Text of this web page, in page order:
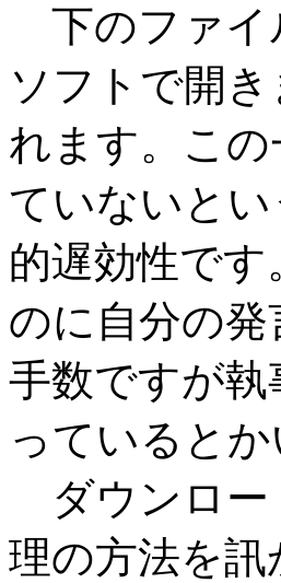
下のファイ
ソフトで開
れます。こ
ていないと
的遅効性で
のに自分の
手数ですが
っていると
ダウンロー
理の方法を